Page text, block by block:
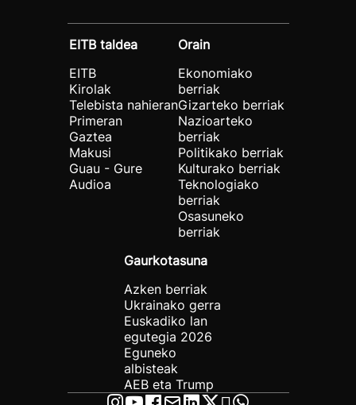
EITB taldea
EITB
Kirolak
Telebista nahieran
Primeran
Gaztea
Makusi
Guau - Gure
Audioa
Orain
Ekonomiako
berriak
Gizarteko berriak
Nazioarteko
berriak
Politikako berriak
Kulturako berriak
Teknologiako
berriak
Osasuneko
berriak
Gaurkotasuna
Azken berriak
Ukrainako gerra
Euskadiko lan
egutegia 2026
Eguneko
albisteak
AEB eta Trump